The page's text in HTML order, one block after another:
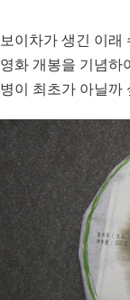
보이차가 생긴 이래
영화 개봉을 기념하
병이 최초가 아닐까